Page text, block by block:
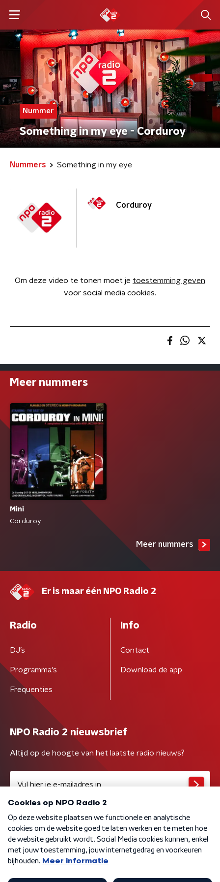
Nummer
Something in my eye - Corduroy
Nummers Something in my eye
Corduroy
Om deze video te tonen moet je toestemming geven
voor social media cookies.
Meer nummers
Mini
Corduroy
Meer nummers
Er is maar één NPO Radio 2
Radio
DJ’s
Programma's
Frequenties
Info
Contact
Download de app
NPO Radio 2 nieuwsbrief
Altijd op de hoogte van het laatste radio nieuws?
Algemene voorwaarden